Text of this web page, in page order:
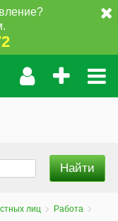
лиц
Работа